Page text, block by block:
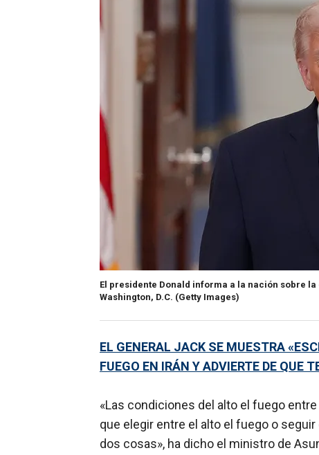
El presidente Donald informa a la nación sobre
Washington, D.C. (Getty Images)
EL GENERAL JACK SE MUESTRA
FUEGO EN IRÁN Y ADVIERTE DE QUE
«Las condiciones del alto el fuego entre
que elegir entre el alto el fuego o
dos cosas», ha dicho el ministro de